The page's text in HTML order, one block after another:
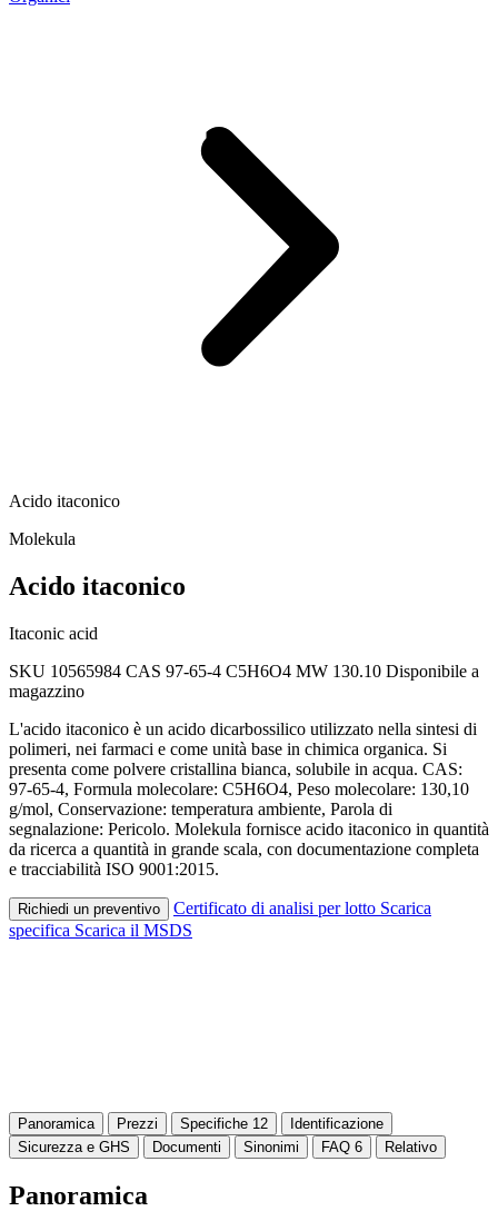
Acido itaconico
Molekula
Acido itaconico
Itaconic acid
SKU 10565984 CAS 97-65-4 C5H6O4 MW 130.10 Disponibile a
magazzino
L'acido itaconico è un acido dicarbossilico utilizzato nella sintesi di
polimeri, nei farmaci e come unità base in chimica organica. Si
presenta come polvere cristallina bianca, solubile in acqua. CAS:
97-65-4, Formula molecolare: C5H6O4, Peso molecolare: 130,10
g/mol, Conservazione: temperatura ambiente, Parola di
segnalazione: Pericolo. Molekula fornisce acido itaconico in quantità
da ricerca a quantità in grande scala, con documentazione completa
e tracciabilità ISO 9001:2015.
Richiedi un preventivo Certificato di analisi per lotto Scarica
specifica Scarica il MSDS
Panoramica Prezzi Specifiche 12
Identificazione
Sicurezza e GHS
Documenti Sinonimi FAQ 6 Relativo
Panoramica